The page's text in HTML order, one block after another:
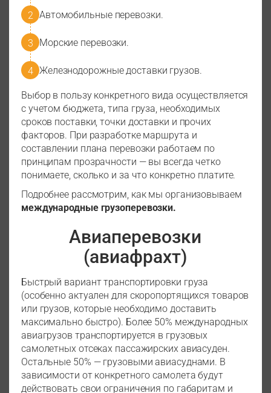
Автомобильные перевозки.
Морские перевозки.
Железнодорожные доставки грузов.
Выбор в пользу конкретного вида осуществляется
с учетом бюджета, типа груза, необходимых
сроков поставки, точки доставки и прочих
факторов. При разработке маршрута и
составлении плана перевозки работаем по
принципам прозрачности — вы всегда четко
понимаете, сколько и за что конкретно платите.
Подробнее рассмотрим, как мы организовываем
международные грузоперевозки.
Авиаперевозки
(авиафрахт)
Быстрый вариант транспортировки груза
(особенно актуален для скоропортящихся товаров
или грузов, которые необходимо доставить
максимально быстро). Более 50% международных
авиагрузов транспортируется в грузовых
самолетных отсеках пассажирских авиасуден.
Остальные 50% — грузовыми авиасуднами. В
зависимости от конкретного самолета будут
действовать свои ограничения по габаритам и